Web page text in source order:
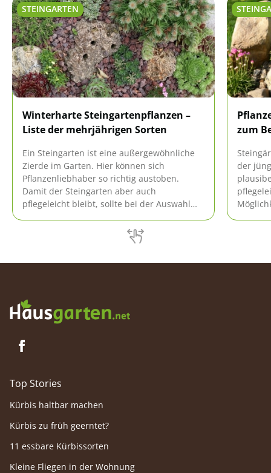
STEINGARTEN
Winterharte Steingartenpflanzen –
Liste der mehrjährigen Sorten
Ein Steingarten ist eine außergewöhnliche
Zierde im Garten. Hier können sich
Pflanzenliebhaber so richtig austoben.
Damit der Steingarten aber auch
pflegeleicht bleibt, sollte bei der Auswahl
richtige Bepflanzung gelegt werden.
Besonders pflegeleicht sind winterharte
zum
der
Top Stories
Kürbis haltbar machen
Kürbis zu früh geerntet?
11 essbare Kürbissorten
Kleine Fliegen in der Wohnung